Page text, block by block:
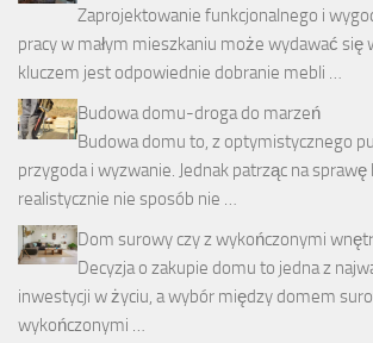
Zaprojektowanie funkcjonalnego i
pracy w małym mieszkaniu może wydawać się
kluczem jest odpowiednie dobranie mebli …
Budowa domu-droga do marzeń
Budowa domu to, z optymistycznego
przygoda i wyzwanie. Jednak patrząc na sprawę
realistycznie nie sposób nie …
Dom surowy czy z wykończonymi
Decyzja o zakupie domu to jedna z
inwestycji w życiu, a wybór między domem
wykończonymi …